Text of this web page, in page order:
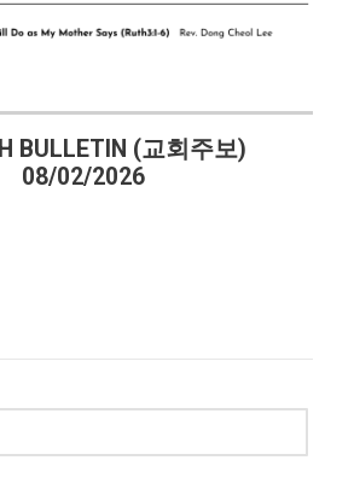
CHURCH BULLETIN (교회주보)
07/26/2026